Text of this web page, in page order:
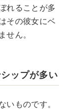
れることが多
その彼女にベ
ん。
ップが多い
ものです。